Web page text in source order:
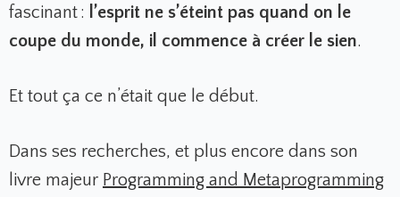
fascinant : l’esprit ne s’éteint pas quand on le
coupe du monde, il commence à créer le sien.
Et tout ça ce n’était que le début.
Dans ses recherches, et plus encore dans son
livre majeur Programming and Metaprogramming